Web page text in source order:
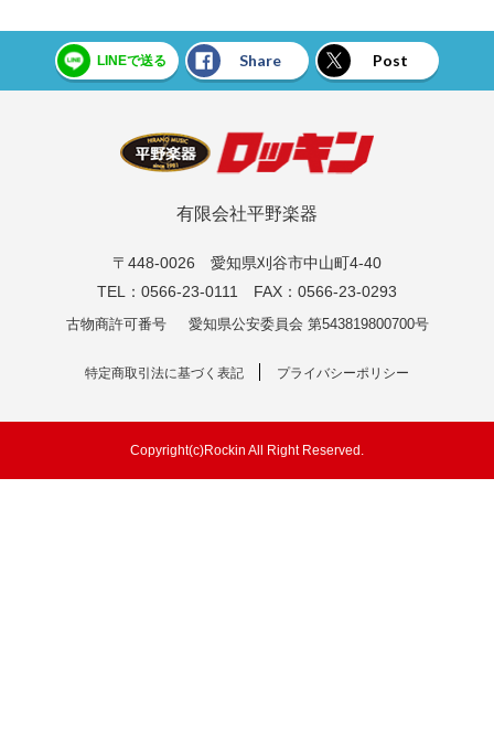
LINEで送る Share Post
有限会社平野楽器
〒448-0026 愛知県刈谷市中山町4-40
TEL：0566-23-0111 FAX：0566-23-0293
古物商許可番号 愛知県公安委員会 第543819800700号
特定商取引法に基づく表記 プライバシーポリシー
Copyright(c)Rockin All Right Reserved.